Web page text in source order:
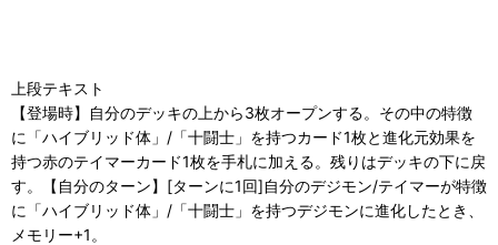
上段テキスト
【登場時】自分のデッキの上から3枚オープンする。その中の特徴
に「ハイブリッド体」/「十闘士」を持つカード1枚と進化元効果を
持つ赤のテイマーカード1枚を手札に加える。残りはデッキの下に戻
す。【自分のターン】[ターンに1回]自分のデジモン/テイマーが特徴
に「ハイブリッド体」/「十闘士」を持つデジモンに進化したとき、
メモリー+1。